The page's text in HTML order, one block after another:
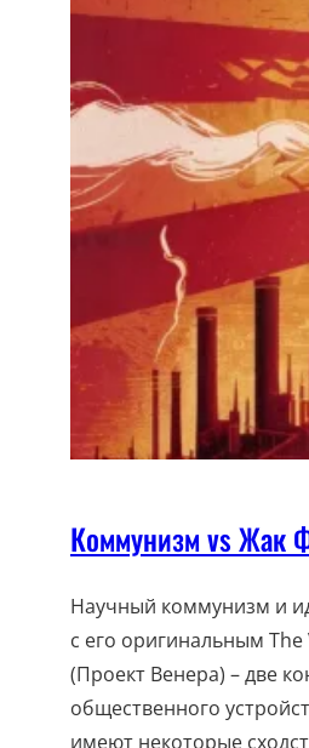
Коммунизм vs Жак
Научный коммунизм и
с его оригинальным
(Проект Венера) – две
общественного
имеют некоторые